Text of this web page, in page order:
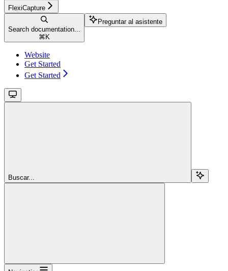
FlexiCapture
Search documentation...
⌘ K
Preguntar al asistente
Website
Get Started
Get Started
Buscar...